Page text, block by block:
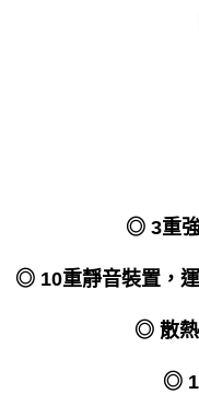
◎ 3重
◎ 10重靜音裝置，
◎ 散熱
◎